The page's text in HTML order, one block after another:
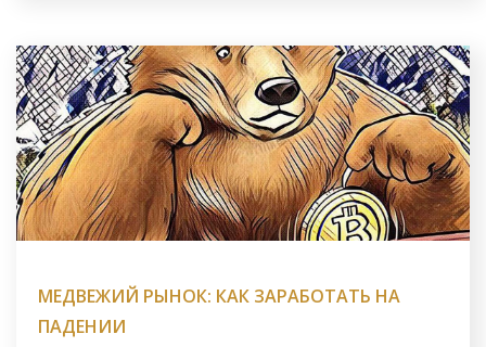
МЕДВЕЖИЙ РЫНОК: КАК ЗАРАБОТАТЬ НА
ПАДЕНИИ